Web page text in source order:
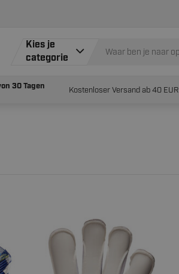
Kies je
categorie
30 Tagen Kostenloser Versand ab 40 EUR